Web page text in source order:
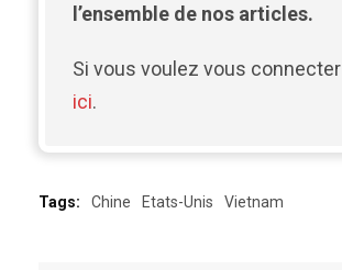
l’ensemble de nos articles.
Si vous voulez vous connecter
ici.
Tags: Chine Etats-Unis Vietnam